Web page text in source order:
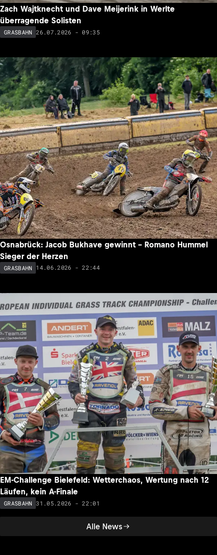
Alle News
Zach Wajtknecht und Dave Meijerink in Werlte
überragende Solisten
GRASBAHN 26.07.2026 - 09:35
Osnabrück: Jacob Bukhave gewinnt – Romano Hummel
Sieger der Herzen
GRASBAHN 14.06.2026 - 22:44
EM-Challenge Bielefeld: Wetterchaos, Wertung nach 12
Läufen, kein A-Finale
GRASBAHN 31.05.2026 - 22:01